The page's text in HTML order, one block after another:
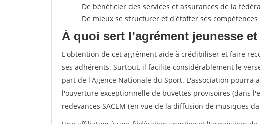
De bénéficier des services et assurances de la
De mieux se structurer et d'étoffer ses
À quoi sert l'agrément jeunesse
L'obtention de cet agrément aide à crédibiliser et faire
ses adhérents. Surtout, il facilite considérablement le
part de l'Agence Nationale du Sport. L'association pourra
l'ouverture exceptionnelle de buvettes provisoires (dans
redevances SACEM (en vue de la diffusion de musiques